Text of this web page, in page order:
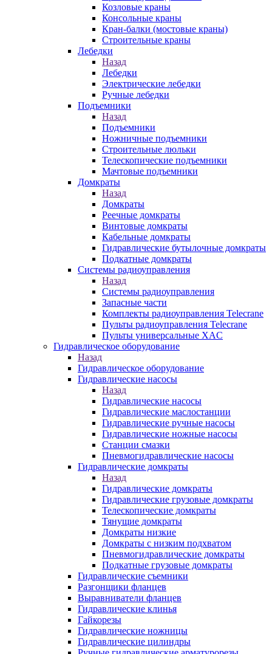
Козловые краны
Консольные краны
Кран-балки (мостовые краны)
Строительные краны
Лебедки
Назад
Лебедки
Электрические лебедки
Ручные лебедки
Подъемники
Назад
Подъемники
Ножничные подъемники
Строительные люльки
Телескопические подъемники
Мачтовые подъемники
Домкраты
Назад
Домкраты
Реечные домкраты
Винтовые домкраты
Кабельные домкраты
Гидравлические бутылочные домкраты
Подкатные домкраты
Системы радиоуправления
Назад
Системы радиоуправления
Запасные части
Комплекты радиоуправления Telecrane
Пульты радиоуправления Telecrane
Пульты универсальные XAC
Гидравлическое оборудование
Назад
Гидравлическое оборудование
Гидравлические насосы
Назад
Гидравлические насосы
Гидравлические маслостанции
Гидравлические ручные насосы
Гидравлические ножные насосы
Станции смазки
Пневмогидравлические насосы
Гидравлические домкраты
Назад
Гидравлические домкраты
Гидравлические грузовые домкраты
Телескопические домкраты
Тянущие домкраты
Домкраты низкие
Домкраты с низким подхватом
Пневмогидравлические домкраты
Подкатные грузовые домкраты
Гидравлические съемники
Разгонщики фланцев
Выравниватели фланцев
Гидравлические клинья
Гайкорезы
Гидравлические ножницы
Гидравлические цилиндры